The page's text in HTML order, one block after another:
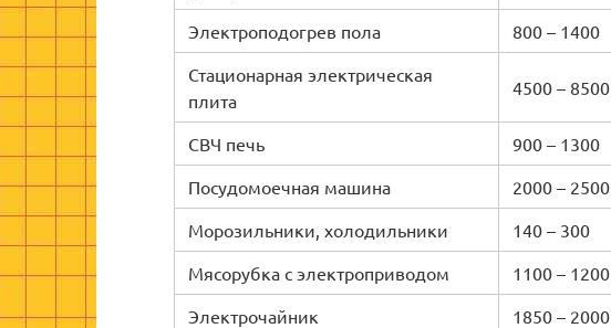
Электроподогрев пола
800 – 1400
Стационарная электрическая
плита
4500 – 8500
СВЧ печь 900 – 1300
Посудомоечная машина
2000 – 2500
Морозильники, холодильники
140 – 300
Мясорубка с электроприводом
1100 – 1200
Электрочайник
1850 – 2000